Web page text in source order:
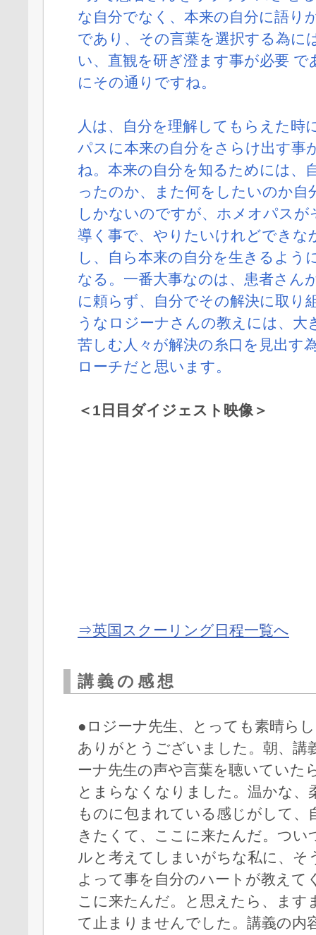
な自分でなく、本来の自分に語り
であり、その言葉を選択する為に
い、直観を研ぎ澄ます事が必要 で
にその通りですね。
人は、自分を理解してもらえた時
パスに本来の自分をさらけ出す事
ね。本来の自分を知るためには、
ったのか、また何をしたいのか自
しかないのですが、ホメオパスが
導く事で、やりたいけれどできな
し、自ら本来の自分を生きるよう
なる。一番大事なのは、患者さん
に頼らず、自分でその解決に取り
うなロジーナさんの教えには、大
苦しむ人々が解決の糸口を見出す
ローチだと思います。
＜1日目ダイジェスト映像＞
⇒英国スクーリング日程一覧へ
講義の感想
●ロジーナ先生、とっても素晴ら
ありがとうございました。朝、講
ーナ先生の声や言葉を聴いていた
とまらなくなりました。温かな、
ものに包まれている感じがして、
きたくて、ここに来たんだ。つい
ルと考えてしまいがちな私に、そ
よって事を自分のハートが教えて
こに来たんだ。と思えたら、ます
て止まりませんでした。講義の内